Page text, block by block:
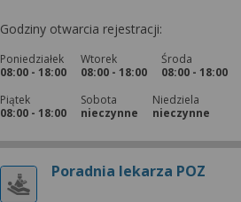
Godziny otwarcia rejestracji:
Poniedziałek
08:00 - 18:00
Wtorek
08:00 - 18:00
Środa
08:00 - 18:00
Piątek
08:00 - 18:00
Sobota
nieczynne
Niedziela
nieczynne
Poradnia lekarza POZ